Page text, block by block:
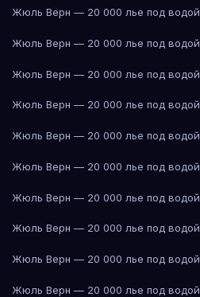
Жюль Верн — 20 000 лье под водой
Жюль Верн — 20 000 лье под водой
Жюль Верн — 20 000 лье под водой
Жюль Верн — 20 000 лье под водой
Жюль Верн — 20 000 лье под водой
Жюль Верн — 20 000 лье под водой
Жюль Верн — 20 000 лье под водой
Жюль Верн — 20 000 лье под водой
Жюль Верн — 20 000 лье под водой
Жюль Верн — 20 000 лье под водой